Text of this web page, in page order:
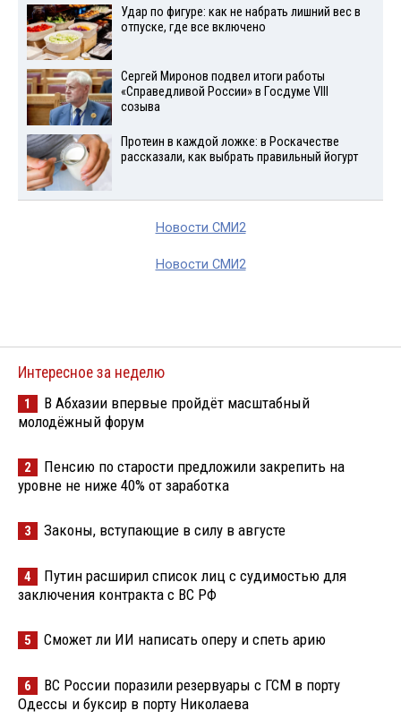
Удар по фигуре: как не набрать лишний вес в
отпуске, где все включено
Сергей Миронов подвел итоги работы
«Справедливой России» в Госдуме VIII
созыва
Протеин в каждой ложке: в Роскачестве
рассказали, как выбрать правильный йогурт
Новости СМИ2
Новости СМИ2
Интересное за неделю
1
В Абхазии впервые пройдёт масштабный
молодёжный форум
2
Пенсию по старости предложили закрепить на
уровне не ниже 40% от заработка
3 Законы, вступающие в силу в августе
4
Путин расширил список лиц с судимостью для
заключения контракта с ВС РФ
5 Сможет ли ИИ написать оперу и спеть арию
6
ВС России поразили резервуары с ГСМ в порту
Одессы и буксир в порту Николаева